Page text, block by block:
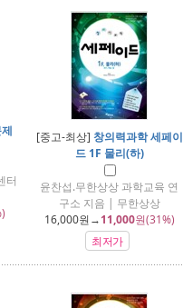
터
[중고-최상] 창의력과학 세페이
드 1F 물리(하)
윤찬섭.무한상상 과학교육 연
구소 지음 | 무한상상
16,000원→11,000원(31%)
최저가